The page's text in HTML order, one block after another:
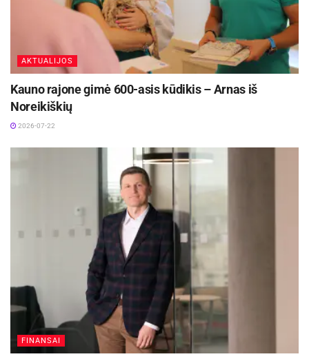
konferencijų centre.
Daugiau informacijos apie konferenciją ieškokite
interneto svetainėje www.estss2015.eu.
AKTUALIJOS
Kauno rajone gimė 600-asis kūdikis – Arnas iš
Noreikiškių
2026-07-22
FINANSAI